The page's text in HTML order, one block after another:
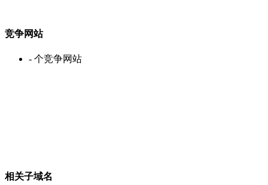
竞争网站
- 个竞争网站
相关子域名